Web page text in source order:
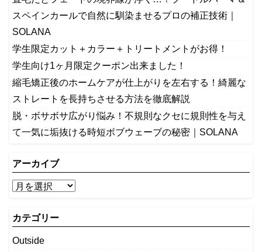
スペインカールで自然に馴染ませるプロの補正技術｜
SOLANA
学生限定カット＋カラー＋トリートメントがお得！
学生向け1ヶ月限定クーポン出来ました！
縮毛矯正後のホームケアが仕上がりを左右する！綺麗な
ストレートを長持ちさせる方法を徹底解説
​脱・ボサボサ広がり悩み！不規則なクセに規則性を与え
て一気に垢抜ける時短ボブウェーブの秘密｜SOLANA
アーカイブ
カテゴリー
Outside